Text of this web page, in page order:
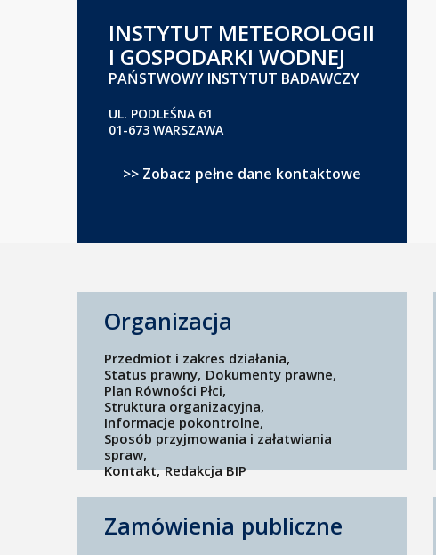
INSTYTUT METEOROLOGII
I GOSPODARKI WODNEJ
PAŃSTWOWY INSTYTUT BADAWCZY
UL. PODLEŚNA 61
01-673 WARSZAWA
>> Zobacz pełne dane kontaktowe
Organizacja
Przedmiot i zakres działania
Status prawny Dokumenty prawne
Plan Równości Płci
Struktura organizacyjna
Informacje pokontrolne
Sposób przyjmowania i załatwiania
spraw
Kontakt Redakcja BIP
Zamówienia publiczne